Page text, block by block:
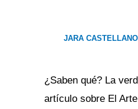
JARA CASTELLANO
¿Saben qué? La
artículo sobre El